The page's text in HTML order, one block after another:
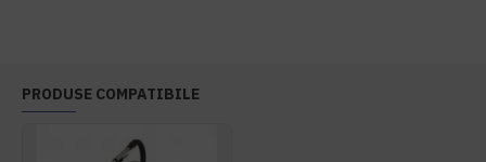
PRODUSE COMPATIBILE